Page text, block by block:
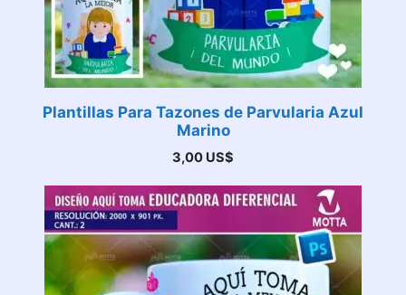
Plantillas Para Tazones de Parvularia Azul
Marino
3,00 US$